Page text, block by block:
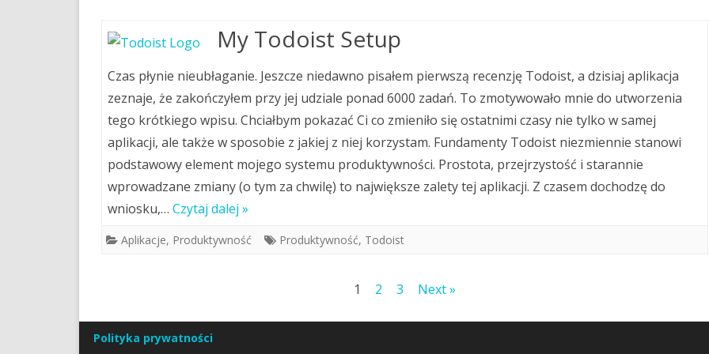
My Todoist Setup
Czas płynie nieubłaganie. Jeszcze niedawno pisałem pierwszą recenzję Todoist, a dzisiaj aplikacja
zeznaje, że zakończyłem przy jej udziale ponad 6000 zadań. To zmotywowało mnie do utworzenia
tego krótkiego wpisu. Chciałbym pokazać Ci co zmieniło się ostatnimi czasy nie tylko w samej
aplikacji, ale także w sposobie z jakiej z niej korzystam. Fundamenty Todoist niezmiennie stanowi
podstawowy element mojego systemu produktywności. Prostota, przejrzystość i starannie
wprowadzane zmiany (o tym za chwilę) to największe zalety tej aplikacji. Z czasem dochodzę do
wniosku,… Czytaj dalej »
Aplikacje, Produktywność Produktywność, Todoist
1 2 3 Next »
Polityka prywatności